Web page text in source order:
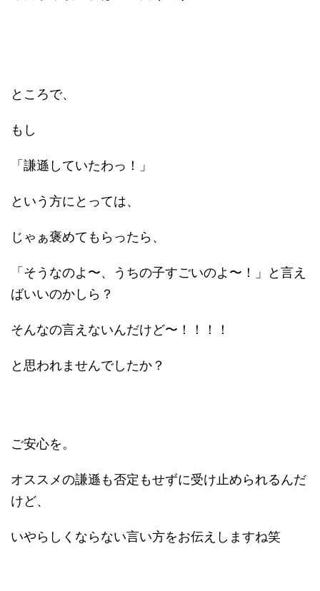
ところで、
もし
「謙遜していたわっ！」
という方にとっては、
じゃぁ褒めてもらったら、
「そうなのよ〜、うちの子すごいのよ〜！」と言え
ばいいのかしら？
そんなの言えないんだけど〜！！！！
と思われませんでしたか？
ご安心を。
オススメの謙遜も否定もせずに受け止められるんだ
けど、
いやらしくならない言い方をお伝えしますね笑